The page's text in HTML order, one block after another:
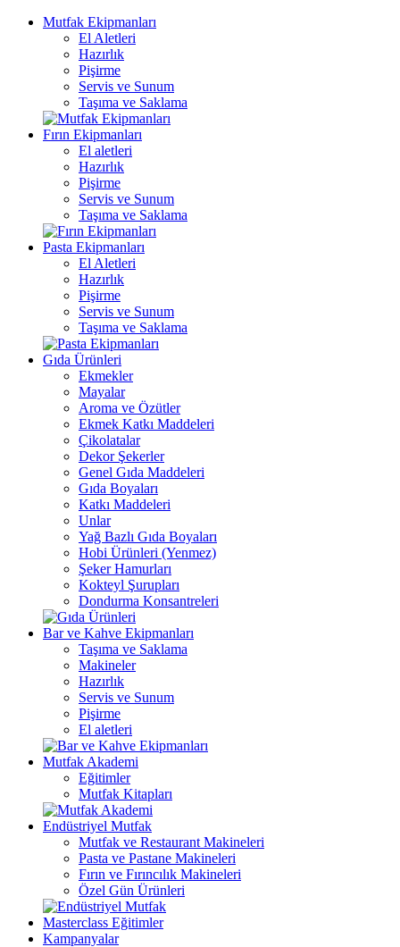
Mutfak Ekipmanları
El Aletleri
Hazırlık
Pişirme
Servis ve Sunum
Taşıma ve Saklama
Fırın Ekipmanları
El aletleri
Hazırlık
Pişirme
Servis ve Sunum
Taşıma ve Saklama
Pasta Ekipmanları
El Aletleri
Hazırlık
Pişirme
Servis ve Sunum
Taşıma ve Saklama
Gıda Ürünleri
Ekmekler
Mayalar
Aroma ve Özütler
Ekmek Katkı Maddeleri
Çikolatalar
Dekor Şekerler
Genel Gıda Maddeleri
Gıda Boyaları
Katkı Maddeleri
Unlar
Yağ Bazlı Gıda Boyaları
Hobi Ürünleri (Yenmez)
Şeker Hamurları
Kokteyl Şurupları
Dondurma Konsantreleri
Bar ve Kahve Ekipmanları
Taşıma ve Saklama
Makineler
Hazırlık
Servis ve Sunum
Pişirme
El aletleri
Mutfak Akademi
Eğitimler
Mutfak Kitapları
Endüstriyel Mutfak
Mutfak ve Restaurant Makineleri
Pasta ve Pastane Makineleri
Fırın ve Fırıncılık Makineleri
Özel Gün Ürünleri
Masterclass Eğitimler
Kampanyalar